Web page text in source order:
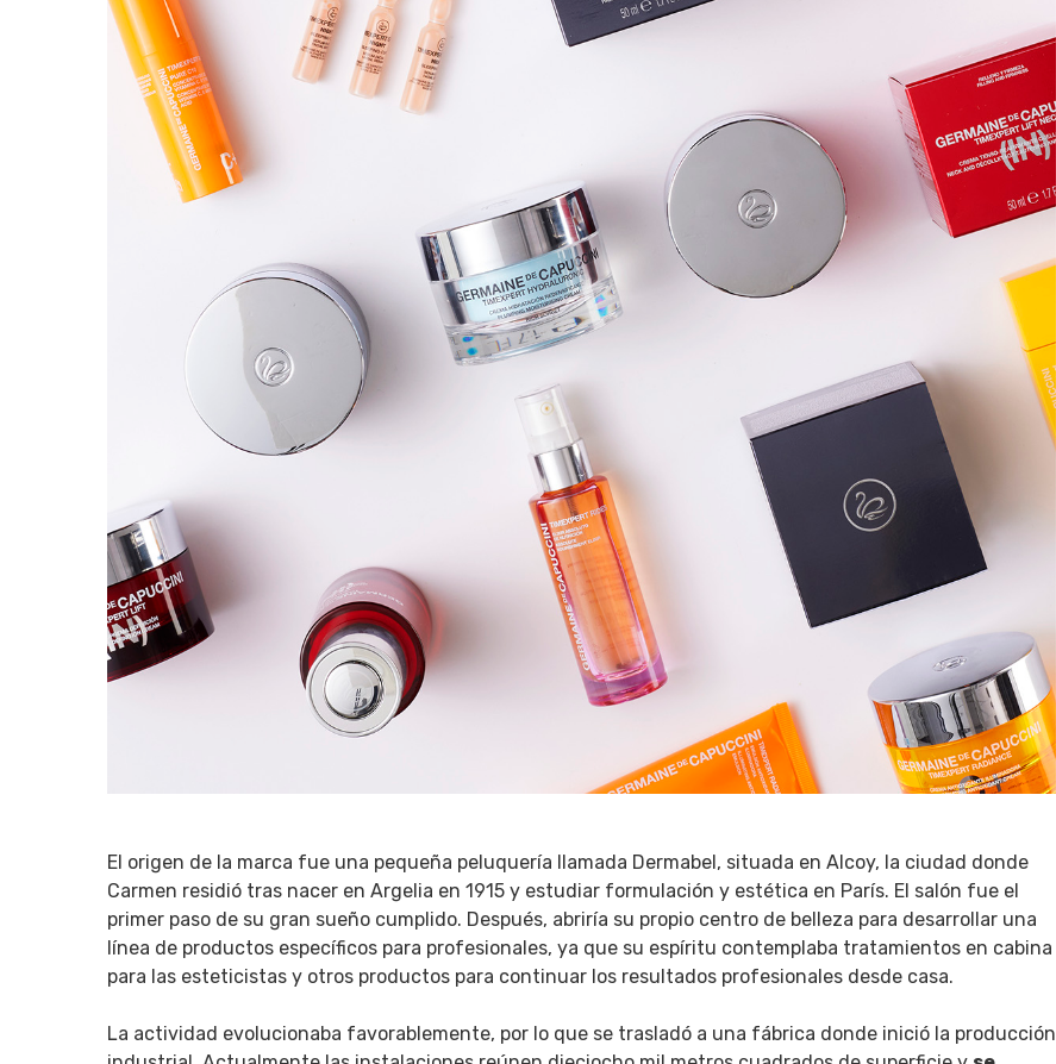
El origen de la marca fue una pequeña peluquería llamada Dermabel, situada en Alcoy, la ciudad donde
Carmen residió tras nacer en Argelia en 1915 y estudiar formulación y estética en París. El salón fue el
primer paso de su gran sueño cumplido. Después, abriría su propio centro de belleza para desarrollar una
línea de productos específicos para profesionales, ya que su espíritu contemplaba tratamientos en cabina
para las esteticistas y otros productos para continuar los resultados profesionales desde casa.
La actividad evolucionaba favorablemente, por lo que se trasladó a una fábrica donde inició la producción